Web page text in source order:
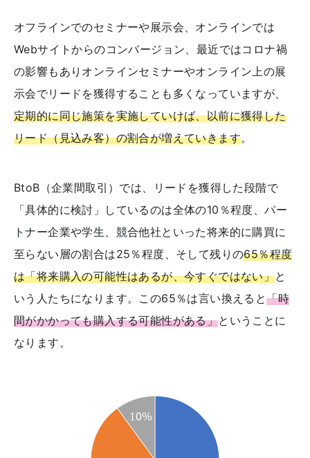
オフラインでのセミナーや展示会、オンラインでは
Webサイトからのコンバージョン、最近ではコロナ禍
の影響もありオンラインセミナーやオンライン上の展
示会でリードを獲得することも多くなっていますが、
定期的に同じ施策を実施していけば、以前に獲得した
リード（見込み客）の割合が増えていきます。
BtoB（企業間取引）では、リードを獲得した段階で
「具体的に検討」しているのは全体の10％程度、パー
トナー企業や学生、競合他社といった将来的に購買に
至らない層の割合は25％程度、そして残りの65％程度
は「将来購入の可能性はあるが、今すぐではない」と
いう人たちになります。この65％は言い換えると「時
間がかかっても購入する可能性がある」ということに
なります。